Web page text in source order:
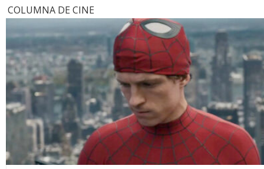
COLUMNA DE CINE